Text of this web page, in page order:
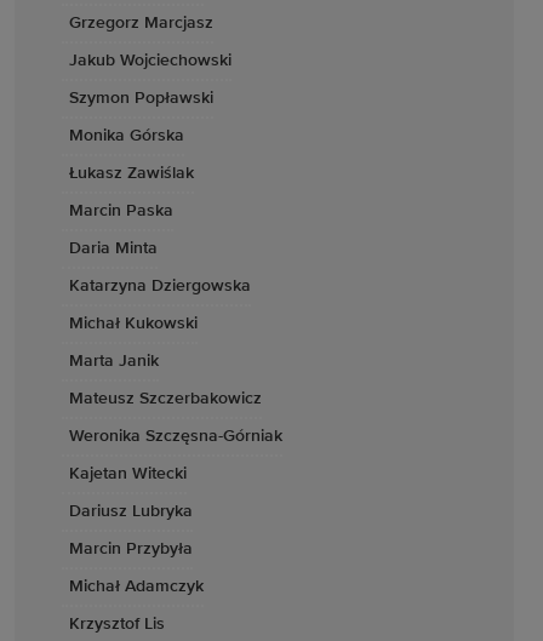
Grzegorz Marcjasz
Jakub Wojciechowski
Szymon Popławski
Monika Górska
Łukasz Zawiślak
Marcin Paska
Daria Minta
Katarzyna Dziergowska
Michał Kukowski
Marta Janik
Mateusz Szczerbakowicz
Weronika Szczęsna-Górniak
Kajetan Witecki
Dariusz Lubryka
Marcin Przybyła
Michał Adamczyk
Krzysztof Lis